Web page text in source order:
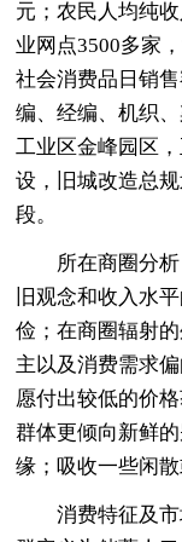
元；农民人均纯
业网点3500多家
社会消费品日销
编、经编、机织
工业区金峰园区
设，旧城改造总
段。
所在商圈分
旧观念和收入水
俭；在商圈辐射
主以及消费需求
愿付出较低的价
群体更倾向新鲜
缘；吸收一些闲
消费特征及